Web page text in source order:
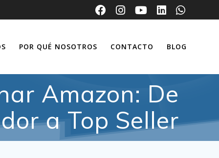
POR QUÉ NOSOTROS CONTACTO BLOG
Amazon: De
a Top Seller